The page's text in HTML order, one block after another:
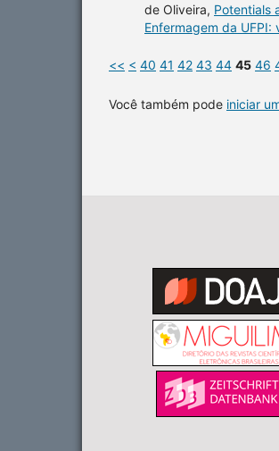
de Oliveira, Potentials
Enfermagem da UFPI:
<< < 40 41 42 43 44 45 46
Você também pode iniciar